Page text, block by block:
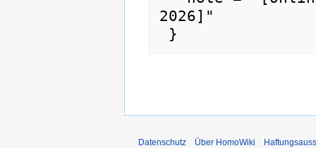
2026]"
Datenschutz Über HomoWiki